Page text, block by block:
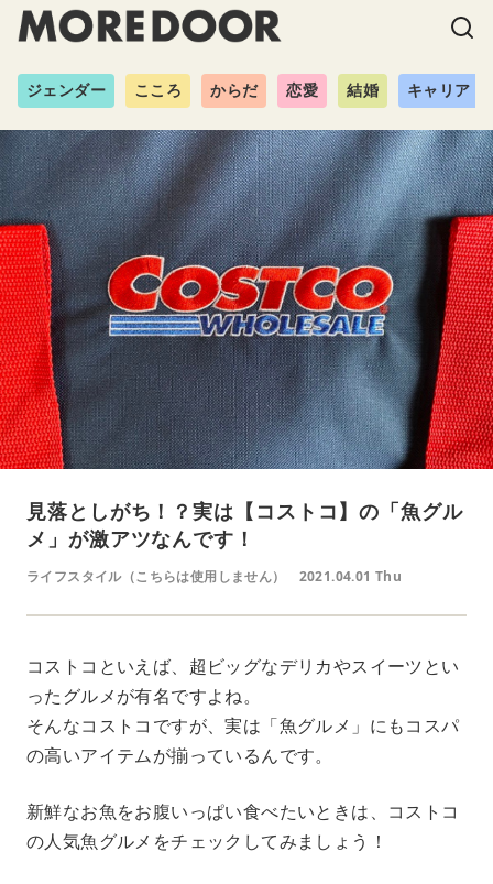
ジェンダー こころ からだ 恋愛 結婚 キャリア
見落としがち！？実は【コストコ】の「魚グル
メ」が激アツなんです！
ライフスタイル（こちらは使用しません） 2021.04.01 Thu
コストコといえば、超ビッグなデリカやスイーツとい
ったグルメが有名ですよね。
そんなコストコですが、実は「魚グルメ」にもコスパ
の高いアイテムが揃っているんです。
新鮮なお魚をお腹いっぱい食べたいときは、コストコ
の人気魚グルメをチェックしてみましょう！